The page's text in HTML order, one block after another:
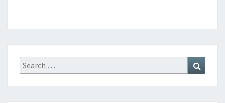
Search
for: